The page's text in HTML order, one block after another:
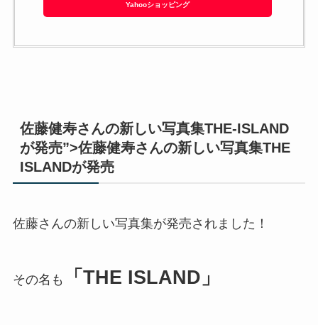
Yahooショッピング
佐藤健寿さんの新しい写真集THE-ISLAND
が発売”>佐藤健寿さんの新しい写真集THE
ISLANDが発売
佐藤さんの新しい写真集が発売されました！
その名も 「THE ISLAND」